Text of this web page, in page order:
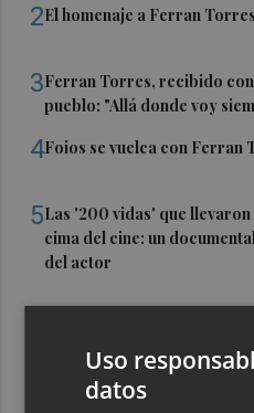
2El homenaje a Ferran
3Ferran Torres, recibido con
pueblo: "Allá donde voy
4Foios se vuelca con Ferran
5Las '200 vidas' que llevaron
cima del cine: un
del actor
Uso
datos